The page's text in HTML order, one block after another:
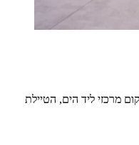
ליד הים, הטיילת